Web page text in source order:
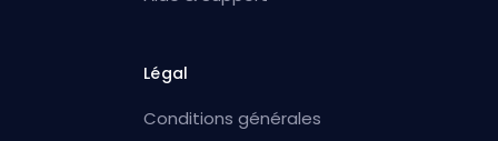
Légal
Conditions générales